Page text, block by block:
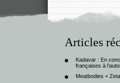
Articles
Kadavar : En
françaises à
Meatbodies +